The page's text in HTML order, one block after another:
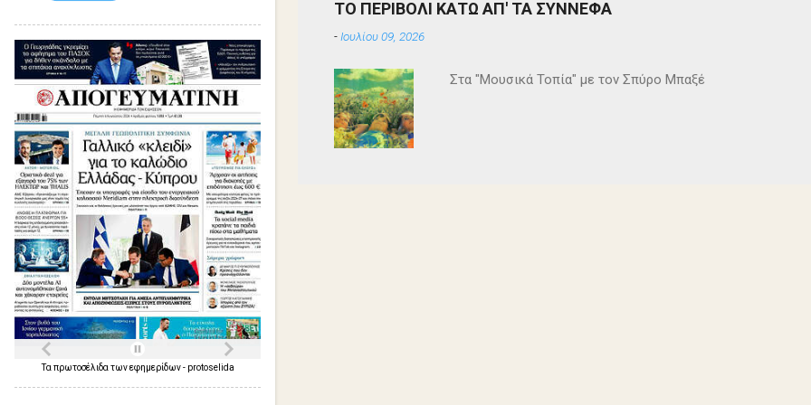
ΤΟ ΠΕΡΙΒΟΛΙ ΚΑΤΩ ΑΠ' ΤΑ ΣΥΝΝΕΦΑ
- Ιουλίου 09, 2026
Στα "Μουσικά Τοπία" με τον Σπύρο Μπαξέ
Τα πρωτοσέλιδα τωνεφημερίδων- protoselida